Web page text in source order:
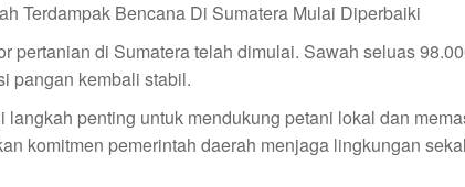
e
e
pertanian di Sumatera telah dimulai. Sawah seluas
pangan kembali stabil.
penting untuk mendukung petani lokal dan
komitmen pemerintah daerah menjaga lingkungan